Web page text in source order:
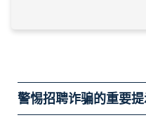
警惕招聘诈骗的重要